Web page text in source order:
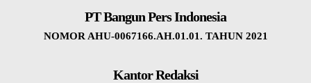
PT Bangun Pers Indonesia
NOMOR AHU-0067166.AH.01.01. TAHUN 2021
Kantor Redaksi